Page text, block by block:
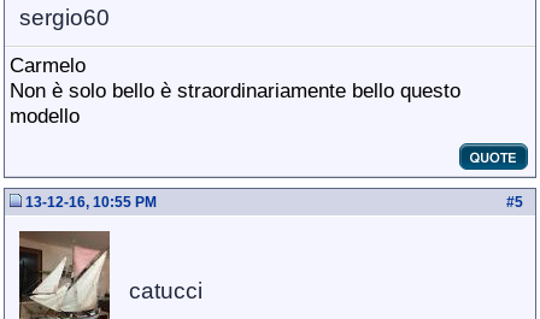
sergio60
Carmelo
Non è solo bello è straordinariamente bello questo
modello
#5
13-12-16, 10:55 PM
catucci